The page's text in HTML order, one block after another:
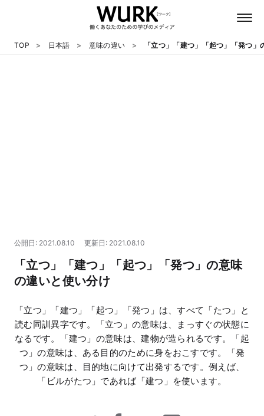
マネー
TOP 日本語 意味の違い 「立つ」「建つ」「起つ」「発つ
公開日: 2021.08.10 更新日: 2021.08.10
「立つ」「建つ」「起つ」「発つ」の意味
の違いと使い分け
「立つ」「建つ」「起つ」「発つ」は、すべて「たつ」と
読む同訓異字です。「立つ」の意味は、まっすぐの状態に
なるです。「建つ」の意味は、建物が造られるです。「起
つ」の意味は、ある目的のために身をおこすです。「発
つ」の意味は、目的地に向けて出発するです。例えば、
「ビルがたつ」であれば「建つ」を使います。